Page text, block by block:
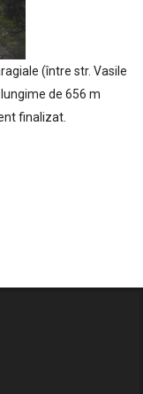
(între str. Vasile
de 656 m
finalizat.